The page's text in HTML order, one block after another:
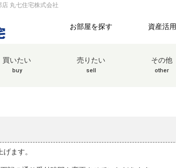
丸七住宅株式会社
お部屋を探す 資産活用
買いたい
buy
売りたい
sell
その他
other
ます。